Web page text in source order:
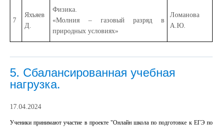
7
Яхъяев
Д.
Физика.
«Молния – газовый разряд в
природных условиях»
Ломанова
А.Ю.
5. Сбалансированная учебная
нагрузка.
17.04.2024
Ученики принимают участие в проекте "Онлайн школа по подготовке к ЕГЭ по